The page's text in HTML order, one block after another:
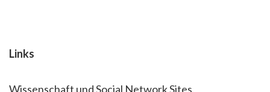
Links
Wissenschaft und Social Network Sites